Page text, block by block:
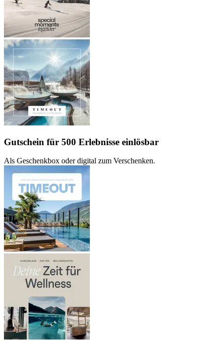
Gutschein für 500 Erlebnisse einlösbar
Als Geschenkbox oder digital zum Verschenken.